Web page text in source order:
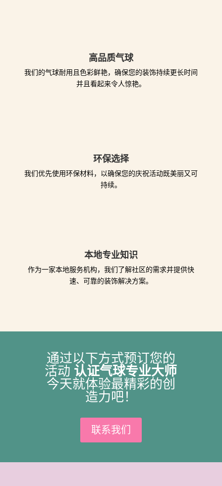
高品质气球
我们的气球耐用且色彩鲜艳，确保您的装饰持续更长时间
并且看起来令人惊艳。
环保选择
我们优先使用环保材料，以确保您的庆祝活动既美丽又可
持续。
本地专业知识
作为一家本地服务机构，我们了解社区的需求并提供快
速、可靠的装饰解决方案。
通过以下方式预订您的
活动 认证气球专业大师
今天就体验最精彩的创
造力吧！
联系我们